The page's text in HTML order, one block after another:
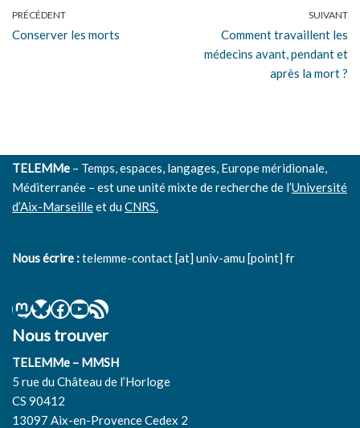
PRÉCÉDENT
Conserver les morts
SUIVANT
Comment travaillent les
médecins avant, pendant et
après la mort ?
TELEMMe – Temps, espaces, langages, Europe méridionale,
Méditerranée – est une unité mixte de recherche de l’Université
d’Aix-Marseilleet duCNRS.
Nous écrire :telemme-contact [at] univ-amu [point] fr
Nous trouver
TELEMMe – MMSH
5 rue du Château de l’Horloge
CS 90412
13097 Aix-en-Provence Cedex 2